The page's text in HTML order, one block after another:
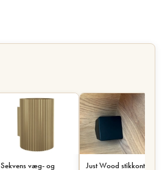
Sekvens væg- og
Just Wood stikkontakt